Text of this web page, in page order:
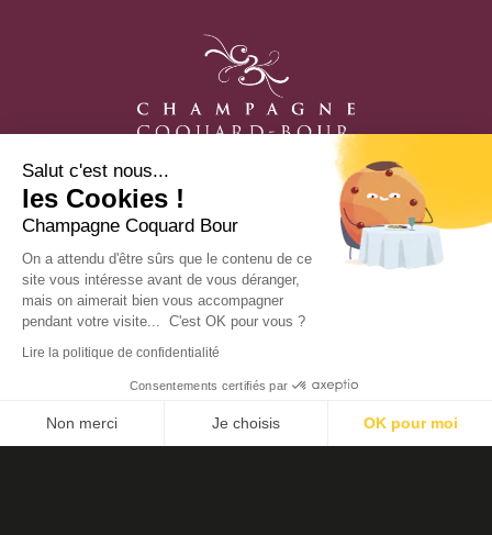
Notre exploitation
Nos valeurs
Notre saison de vigneron
Nos points de vente
Nous contacter
Salut c'est nous...
les Cookies !
Champagne Coquard Bour
On a attendu d'être sûrs que le contenu de ce
site vous intéresse avant de vous déranger,
mais on aimerait bien vous accompagner
pendant votre visite... C'est OK pour vous ?
Lire la politique de confidentialité
Consentements certifiés par
Non merci Je choisis OK pour moi